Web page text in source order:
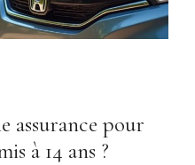
assurance pour
à 14 ans ?